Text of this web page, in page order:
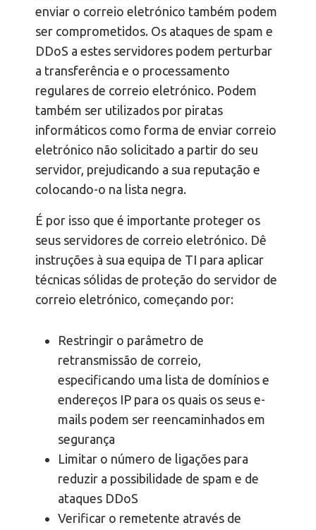
enviar o correio eletrónico também podem
ser comprometidos. Os ataques de spam e
DDoS a estes servidores podem perturbar
a transferência e o processamento
regulares de correio eletrónico. Podem
também ser utilizados por piratas
informáticos como forma de enviar correio
eletrónico não solicitado a partir do seu
servidor, prejudicando a sua reputação e
colocando-o na lista negra.
É por isso que é importante proteger os
seus servidores de correio eletrónico. Dê
instruções à sua equipa de TI para aplicar
técnicas sólidas de proteção do servidor de
correio eletrónico, começando por:
Restringir o parâmetro de
retransmissão de correio,
especificando uma lista de domínios e
endereços IP para os quais os seus e-
mails podem ser reencaminhados em
segurança
Limitar o número de ligações para
reduzir a possibilidade de spam e de
ataques DDoS
Verificar o remetente através de